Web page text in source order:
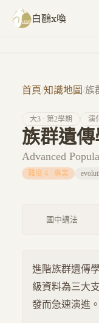
跳至主要內容
白鷗x喚
首頁/知識地圖/族
大3 · 第2學期 演
族群遺
Advanced
難度 4 · 專業
國中講法
進階族群遺傳
級資料為三大
發而急速演進。